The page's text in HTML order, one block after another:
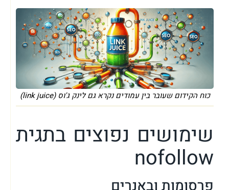
כוח הקידום שעובר בין עמודים נקרא גם לינק ג'וס (link juice)
שימושים נפוצים בתגית
nofollow